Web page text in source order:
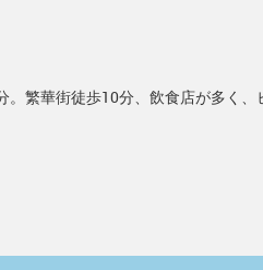
繁華街徒歩10分、飲食店が多く